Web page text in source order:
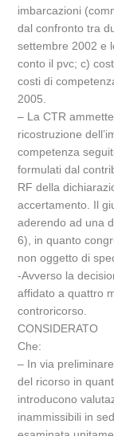
imbarcazioni
dal confronto tra
settembre 2002 e
conto il pvc; c)
costi di
2005.
– La CTR
ricostruzione
competenza
formulati dal
RF della
accertamento. Il
aderendo ad una
6), in quanto
non oggetto di
-Avverso la
affidato a quattro
controricorso.
CONSIDERATO
Che:
– In via
del ricorso in
introducono
inammissibili in